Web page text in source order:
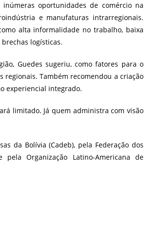
oportunidades de comércio na
e manufaturas intrarregionais.
alta informalidade no trabalho, baixa
logísticas.
Guedes sugeriu, como fatores para o
Também recomendou a criação
experiencial integrado.
limitado. Já quem administra com visão
da Bolívia (Cadeb), pela Federação dos
pela Organização Latino-Americana de